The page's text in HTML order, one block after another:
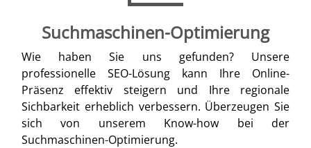
Suchmaschinen-Optimierung
Wie haben Sie uns gefunden? Unsere
professionelle SEO-Lösung kann Ihre Online-
Präsenz effektiv steigern und Ihre regionale
Sichbarkeit erheblich verbessern. Überzeugen Sie
sich von unserem Know-how bei der
Suchmaschinen-Optimierung.